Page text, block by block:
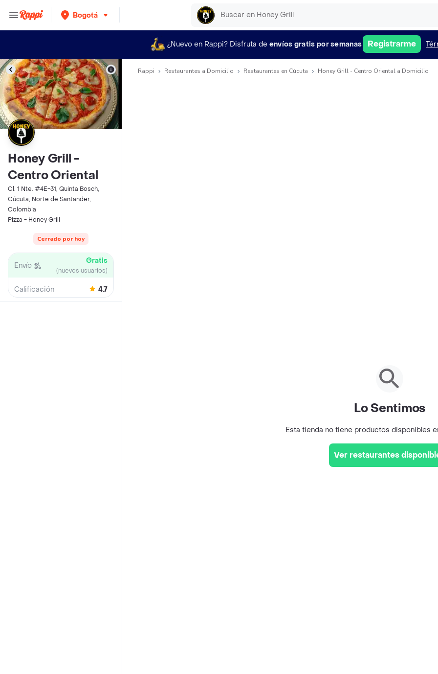
Bogotá
¿Nuevo en Rappi? Disfruta de envíos gratis por semanas Registrarme
Honey Grill -
Centro Oriental
Cl. 1 Nte. #4E-31, Quinta Bosch,
Cúcuta, Norte de Santander,
Colombia
Pizza - Honey Grill
Cerrado por hoy
Envío Gratis
(nuevos usuarios)
Calificación 4.7
Rappi Restaurantes a Domicilio Restaurantes en Cúcuta Honey Grill - Centro Oriental a Domicilio
Lo Sentimos
Esta tienda no tiene productos disponibles
Ver restaurantes